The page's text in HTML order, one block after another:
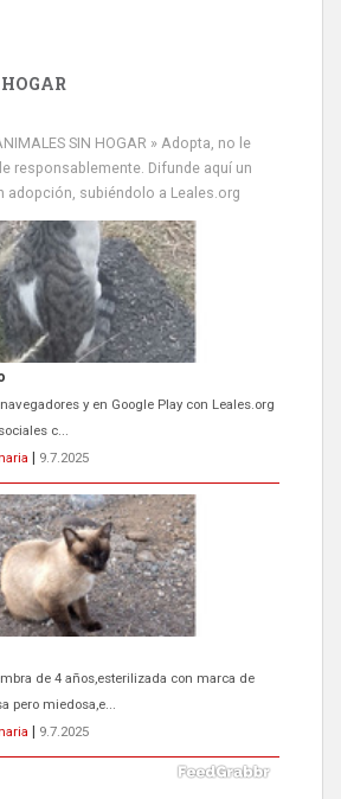
SIN HOGAR » Adopta, no le
responsablemente. Difunde aquí un
adopción, subiéndolo a Leales.org
y en Google Play con Leales.org
c...
9.7.2025
de 4 años,esterilizada con marca de
pero miedosa,e...
9.7.2025